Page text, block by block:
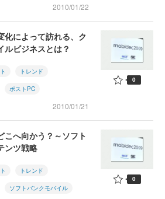
2010/01/22
化によって訪れる、ク
ルビジネスとは？
トレンド
ポストPC
2010/01/21
0
こへ向かう？～ソフト
ンツ戦略
トレンド
ソフトバンクモバイル
0